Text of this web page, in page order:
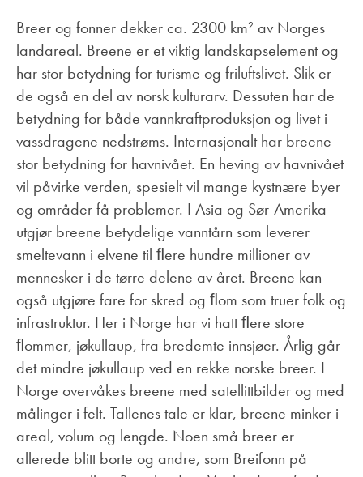
Breer og fonner dekker ca. 2300 km² av Norges
landareal. Breene er et viktig landskapselement og
har stor betydning for turisme og friluftslivet. Slik er
de også en del av norsk kulturarv. Dessuten har de
betydning for både vannkraftproduksjon og livet i
vassdragene nedstrøms. Internasjonalt har breene
stor betydning for havnivået. En heving av havnivået
vil påvirke verden, spesielt vil mange kystnære byer
og områder få problemer. I Asia og Sør-Amerika
utgjør breene betydelige vanntårn som leverer
smeltevann i elvene til ﬂere hundre millioner av
mennesker i de tørre delene av året. Breene kan
også utgjøre fare for skred og ﬂom som truer folk og
infrastruktur. Her i Norge har vi hatt ﬂere store
ﬂommer, jøkullaup, fra bredemte innsjøer. Årlig går
det mindre jøkullaup ved en rekke norske breer. I
Norge overvåkes breene med satellittbilder og med
målinger i felt. Tallenes tale er klar, breene minker i
areal, volum og lengde. Noen små breer er
allerede blitt borte og andre, som Breifonn på